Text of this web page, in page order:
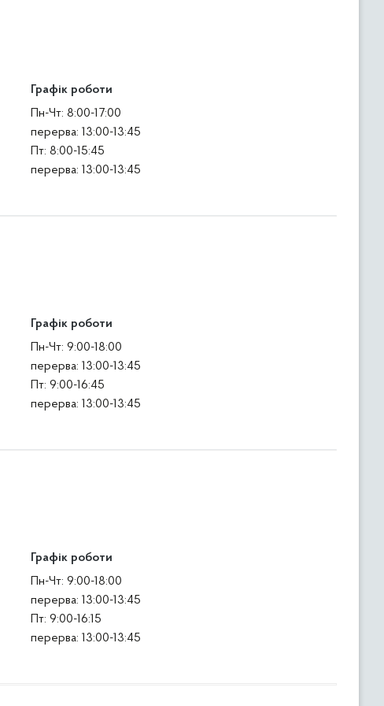
Графік роботи
Пн-Чт: 8:00-17:00
перерва: 13:00-13:45
Пт: 8:00-15:45
перерва: 13:00-13:45
Графік роботи
Пн-Чт: 9:00-18:00
перерва: 13:00-13:45
Пт: 9:00-16:45
перерва: 13:00-13:45
Графік роботи
Пн-Чт: 9:00-18:00
перерва: 13:00-13:45
Пт: 9:00-16:15
перерва: 13:00-13:45